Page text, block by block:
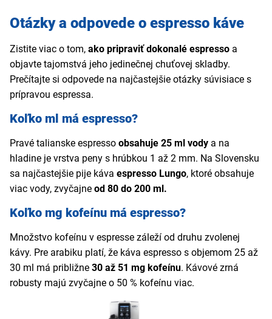
Otázky a odpovede o espresso káve
Zistite viac o tom, ako pripraviť dokonalé espresso a
objavte tajomstvá jeho jedinečnej chuťovej skladby.
Prečítajte si odpovede na najčastejšie otázky súvisiace s
prípravou espressa.
Koľko ml má espresso?
Pravé talianske espresso obsahuje 25 ml vody a na
hladine je vrstva peny s hrúbkou 1 až 2 mm. Na Slovensku
sa najčastejšie pije káva espresso Lungo, ktoré obsahuje
viac vody, zvyčajne od 80 do 200 ml.
Koľko mg kofeínu má espresso?
Množstvo kofeínu v espresse záleží od druhu zvolenej
kávy. Pre arabiku platí, že káva espresso s objemom 25 až
30 ml má približne 30 až 51 mg kofeínu. Kávové zrná
robusty majú zvyčajne o 50 % kofeínu viac.